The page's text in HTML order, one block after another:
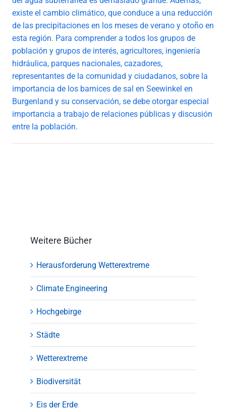
existe el cambio climático, que conduce a una reducción
de las precipitaciones en los meses de verano y otoño en
esta región. Para comprender a todos los grupos de
población y grupos de interés, agricultores, ingeniería
hidráulica, parques nacionales, cazadores,
representantes de la comunidad y ciudadanos, sobre la
importancia de los barnices de sal en Seewinkel en
Burgenland y su conservación, se debe otorgar especial
importancia a trabajo de relaciones públicas y discusión
entre la población.
Weitere Bücher
Herausforderung Wetterextreme
Climate Engineering
Hochgebirge
Städte
Wetterextreme
Biodiversität
Eis der Erde